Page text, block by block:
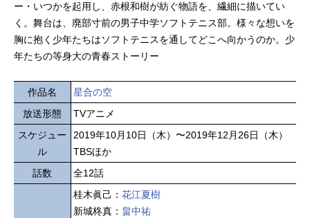
ー・いつかを起用し、赤根和樹が紡ぐ物語を、繊細に描いてい
く。舞台は、廃部寸前の男子中学ソフトテニス部。様々な想いを
胸に抱く少年たちはソフトテニスを通してどこへ向かうのか。少
年たちの等身大の青春ストーリー
作品名
星合の空
放送形態
TVアニメ
スケジュー
ル
2019年10月10日（木）〜2019年12月26日（木）
TBSほか
話数
全12話
桂木眞己： 花江夏樹
新城柊真： 畠中祐